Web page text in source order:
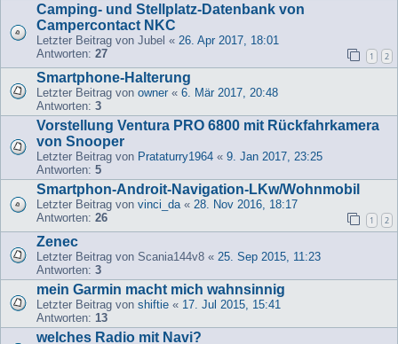
Camping- und Stellplatz-Datenbank von
Campercontact NKC
Letzter Beitrag von Jubel « 26. Apr 2017, 18:01
Antworten: 27 1 2
Smartphone-Halterung
Letzter Beitrag von owner « 6. Mär 2017, 20:48
Antworten: 3
Vorstellung Ventura PRO 6800 mit Rückfahrkamera
von Snooper
Letzter Beitrag von Prataturry1964 « 9. Jan 2017, 23:25
Antworten: 5
Smartphon-Androit-Navigation-LKw/Wohnmobil
Letzter Beitrag von vinci_da « 28. Nov 2016, 18:17
Antworten: 26 1 2
Zenec
Letzter Beitrag von Scania144v8 « 25. Sep 2015, 11:23
Antworten: 3
mein Garmin macht mich wahnsinnig
Letzter Beitrag von shiftie « 17. Jul 2015, 15:41
Antworten: 13
welches Radio mit Navi?